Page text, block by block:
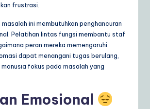
frustrasi.
ini membutuhkan penghancuran
Pelatihan lintas fungsi membantu staf
peran mereka memengaruhi
dapat menangani tugas berulang,
manusia fokus pada masalah yang
Emosional